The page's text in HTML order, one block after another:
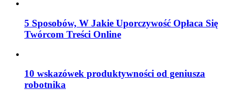
5 Sposobów, W Jakie Uporczywość Opłaca Się
Twórcom Treści Online
10 wskazówek produktywności od geniusza
robotnika